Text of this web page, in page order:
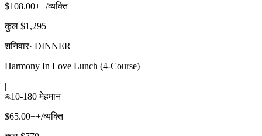
$108.00++/व्यक्ति
कुल $1,295
शनिवार· DINNER
Harmony In Love Lunch (4-Course)
|
10-180 मेहमान
$65.00++/व्यक्ति